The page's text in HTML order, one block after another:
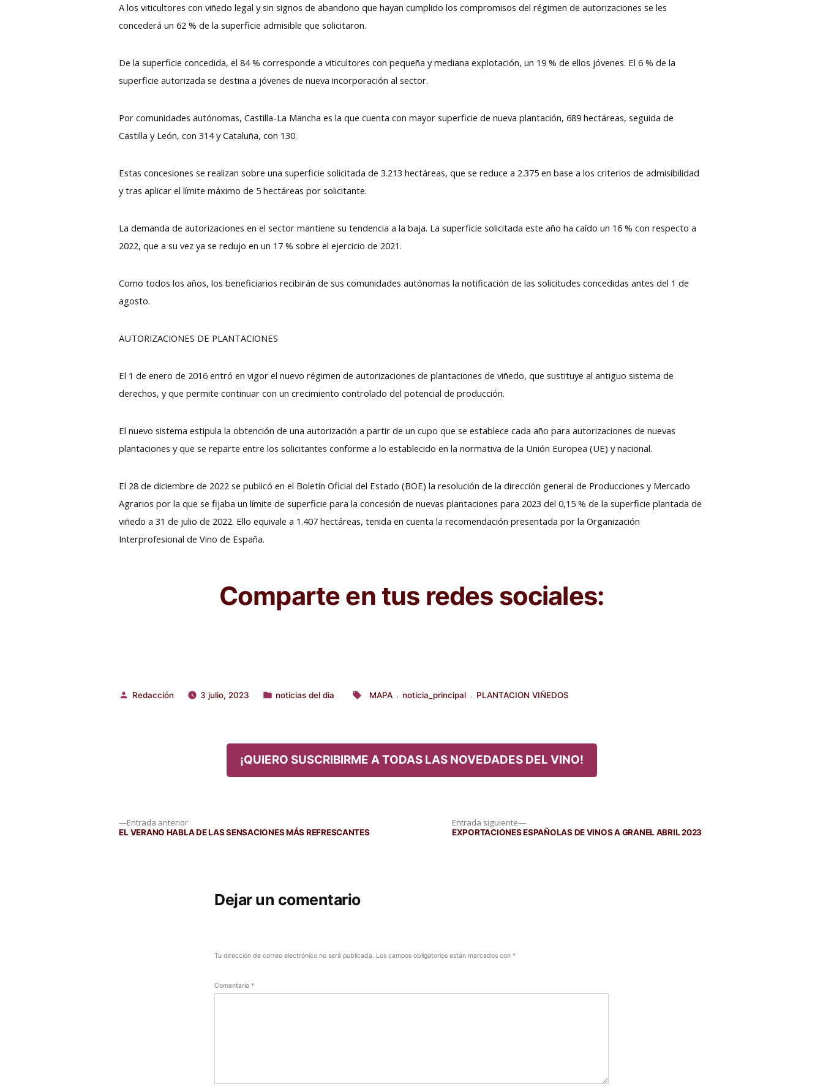
A los viticultores con viñedo legal y sin signos de abandono que hayan cumplido los compromisos del régimen de autorizaciones se les
concederá un 62 % de la superficie admisible que solicitaron.
De la superficie concedida, el 84 % corresponde a viticultores con pequeña y mediana explotación, un 19 % de ellos jóvenes. El 6 % de la
superficie autorizada se destina a jóvenes de nueva incorporación al sector.
Por comunidades autónomas, Castilla-La Mancha es la que cuenta con mayor superficie de nueva plantación, 689 hectáreas, seguida de
Castilla y León, con 314 y Cataluña, con 130.
Estas concesiones se realizan sobre una superficie solicitada de 3.213 hectáreas, que se reduce a 2.375 en base a los criterios de admisibilidad
y tras aplicar el límite máximo de 5 hectáreas por solicitante.
La demanda de autorizaciones en el sector mantiene su tendencia a la baja. La superficie solicitada este año ha caído un 16 % con respecto a
2022, que a su vez ya se redujo en un 17 % sobre el ejercicio de 2021.
Como todos los años, los beneficiarios recibirán de sus comunidades autónomas la notificación de las solicitudes concedidas antes del 1 de
agosto.
AUTORIZACIONES DE PLANTACIONES
El 1 de enero de 2016 entró en vigor el nuevo régimen de autorizaciones de plantaciones de viñedo, que sustituye al antiguo sistema de
derechos, y que permite continuar con un crecimiento controlado del potencial de producción.
El nuevo sistema estipula la obtención de una autorización a partir de un cupo que se establece cada año para autorizaciones de nuevas
plantaciones y que se reparte entre los solicitantes conforme a lo establecido en la normativa de la Unión Europea (UE) y nacional.
El 28 de diciembre de 2022 se publicó en el Boletín Oficial del Estado (BOE) la resolución de la dirección general de Producciones y Mercado
Agrarios por la que se fijaba un límite de superficie para la concesión de nuevas plantaciones para 2023 del 0,15 % de la superficie plantada de
viñedo a 31 de julio de 2022. Ello equivale a 1.407 hectáreas, tenida en cuenta la recomendación presentada por la Organización
Interprofesional de Vino de España.
Comparte en tus redes sociales:
Publicado
Redacción 3 julio, 2023
Publicado
noticias del dia
Etiquetas:
MAPA , noticia_principal , PLANTACION VIÑEDOS
¡QUIERO SUSCRIBIRME A TODAS LAS NOVEDADES DEL VINO!
Entrada anteriorEntrada
anterior:
EL VERANO HABLA DE LAS SENSACIONES MÁS REFRESCANTES
Entrada siguiente
Entrada
siguiente:
EXPORTACIONES ESPAÑOLAS DE VINOS A GRANEL ABRIL 2023
Dejar un comentario
Tu dirección de correo electrónico no será publicada. Los campos obligatorios están marcados con *
Comentario *